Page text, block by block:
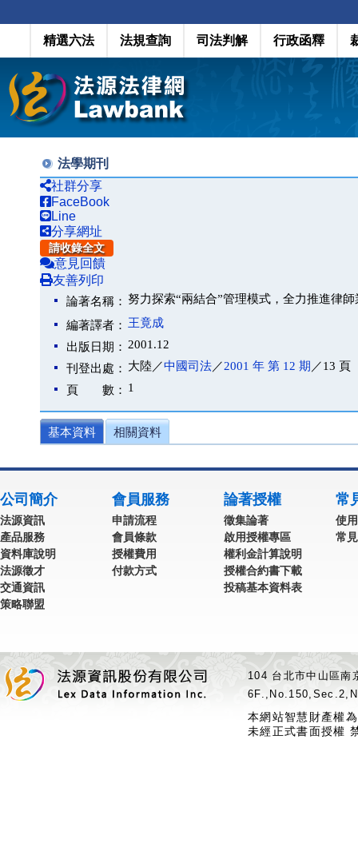
精選六法 法規查詢 司法判解 行政函釋
法學期刊
社群分享
FaceBook
Line
分享網址
請收錄全文
意見回饋
友善列印
論著名稱： 努力探索“兩結合”管理模式，全力推進律
編著譯者： 王竟成
出版日期： 2001.12
刊登出處： 大陸／中國司法／2001 年 第 12 期 ／13 頁
頁 數： 1
基本資料 相關資料
公司簡介
法源資訊
產品服務
資料庫說明
法源徵才
交通資訊
策略聯盟
會員服務
申請流程
會員條款
授權費用
付款方式
論著授權
徵集論著
啟用授權專區
權利金計算說明
授權合約書下載
投稿基本資料表
常
使
常
104 台北市中山區
本網站智慧財產權
未經正式書面授權